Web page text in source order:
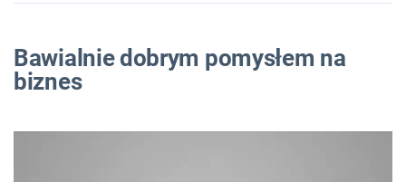
Bawialnie dobrym pomysłem na
biznes